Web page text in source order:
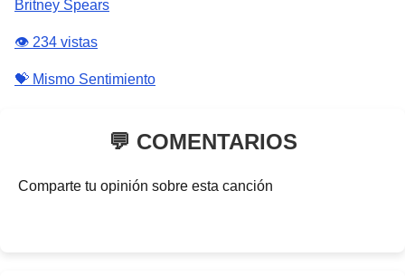
Britney Spears
👁️ 234 vistas
💝 Mismo Sentimiento
💬 COMENTARIOS
Comparte tu opinión sobre esta canción